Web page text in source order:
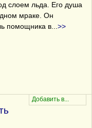
слоем льда. Его душа
мраке. Он
помощника в
>>